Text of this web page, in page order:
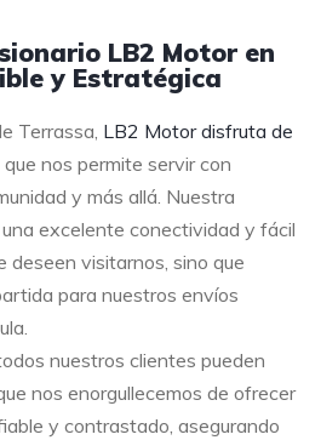
LB2 Motor en
y Estratégica
Terrassa, LB2 Motor disfruta de
que nos permite servir con
y más allá. Nuestra
excelente conectividad y fácil
deseen visitarnos, sino que
para nuestros envíos
nuestros clientes pueden
nos enorgullecemos de ofrecer
y contrastado, asegurando